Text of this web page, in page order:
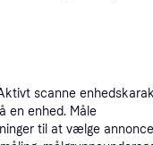
Fri fragt , 3-5 dage
scanne
en enhed. Måle
til at vælge